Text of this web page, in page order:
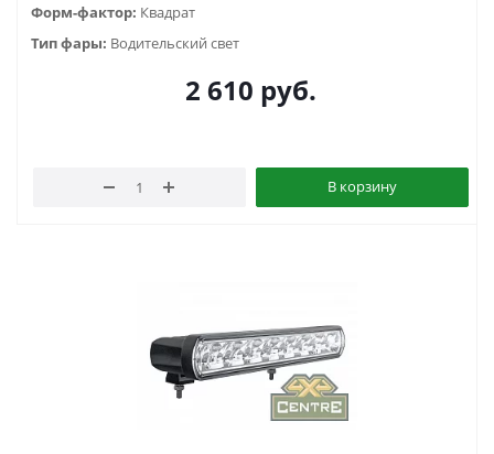
Форм-фактор: Квадрат
Тип фары: Водительский свет
2 610 руб.
В корзину